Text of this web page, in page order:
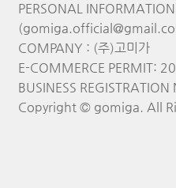
PERSONAL
COMPANY : (주)고미가
E-COMMERCE PERMIT:
BUSINESS
Copyright © gomiga. All